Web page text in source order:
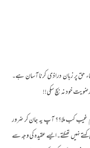
حق پر زبان دراذی کرنا آسان ہے۔
خود نہ بچ سکی!!
کب ملا؟؟ آپ یہ جان کر ضرور
نہیں تھکتے۔ایسے عقیدہ کی وجہ سے